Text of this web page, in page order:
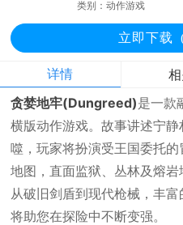
类别：动作游戏
立即下载
详情
贪婪地牢(Dungreed)是一款
横版动作游戏。故事讲述宁
噬，玩家将扮演受王国委托
地图，直面监狱、丛林及熔岩
从破旧剑盾到现代枪械，丰
将助您在探险中不断变强。